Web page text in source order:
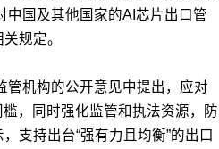
中国及其他国家的AI芯片出口管
规定。
管机构的公开意见中提出，应对
，同时强化监管和执法资源，防
支持出台“强有力且均衡”的出口